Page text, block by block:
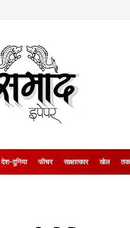
देश-दुनिया फीचर साक्षात्‍कार खेल